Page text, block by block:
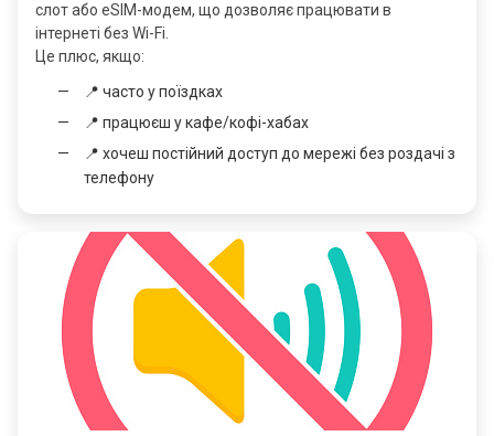
слот або eSIM-модем, що дозволяє працювати в
інтернеті без Wi-Fi.
Це плюс, якщо:
📍 часто у поїздках
📍 працюєш у кафе/кофі-хабах
📍 хочеш постійний доступ до мережі без роздачі з
телефону